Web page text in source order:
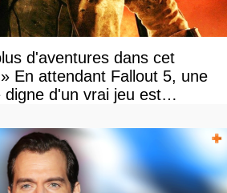
d'aventures dans cet
En attendant Fallout 5, une
d'un vrai jeu est